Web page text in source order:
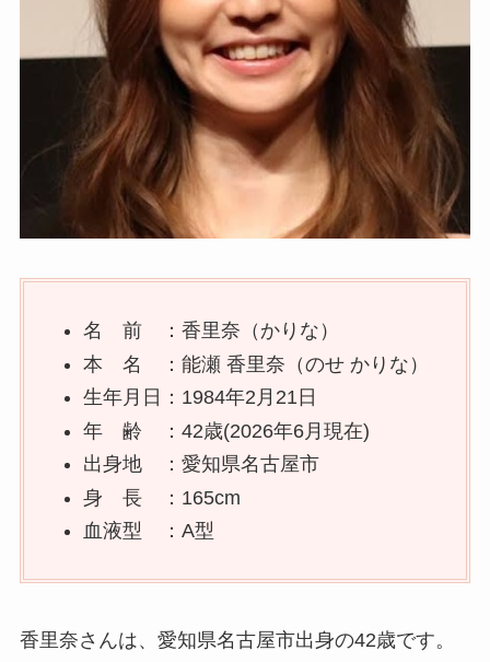
名 前 ：香里奈（かりな）
本 名 ：能瀬 香里奈（のせ かりな）
生年月日：1984年2月21日
年 齢 ：42歳(2026年6月現在)
出身地 ：愛知県名古屋市
身 長 ：165cm
血液型 ：A型
香里奈さんは、愛知県名古屋市出身の42歳です。